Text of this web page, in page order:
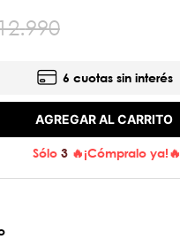
.990
6 cuotas sin interés
AGREGAR AL CARRITO
Sólo 3🔥¡Cómpralo ya!🔥